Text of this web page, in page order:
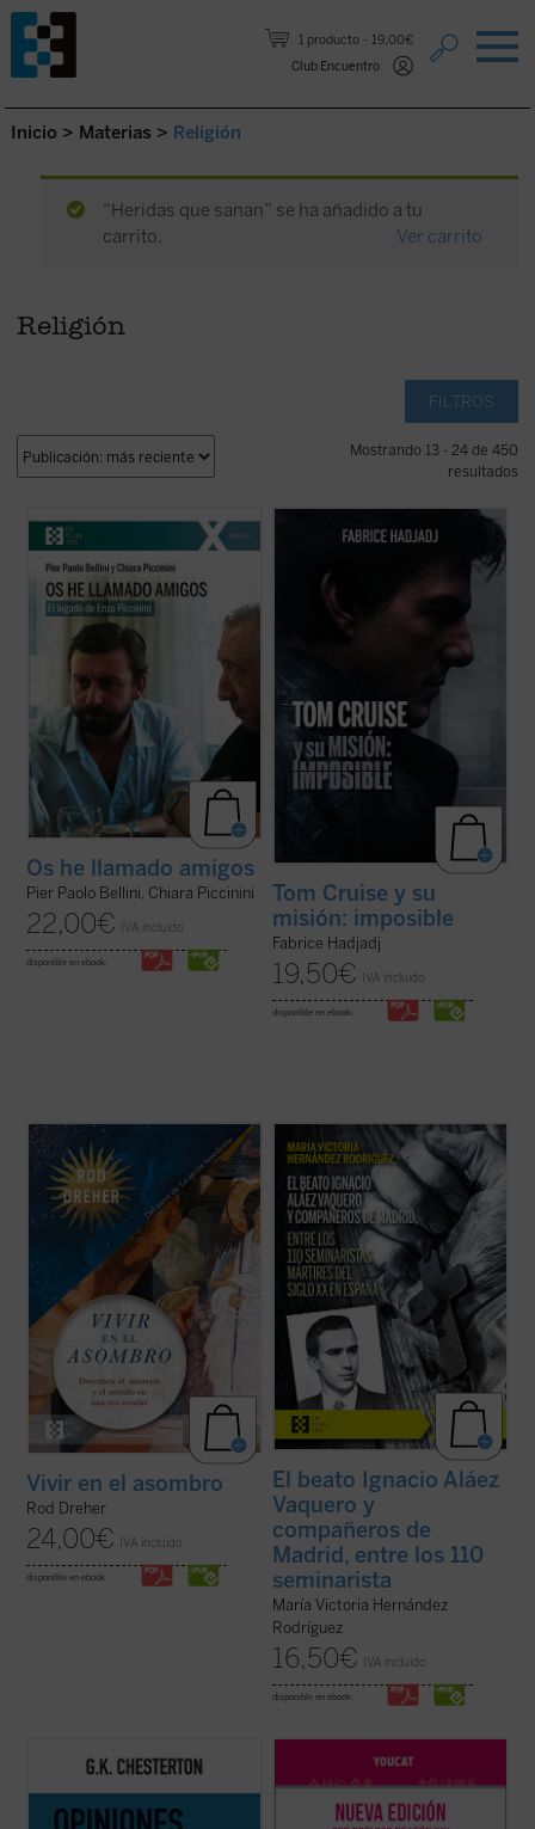
1 producto
19,00€
Club Encuentro
Saltar al contenido.
Inicio > Materias > Religión
“Heridas que sanan” se ha añadido a tu
carrito.
Ver carrito
Religión
FILTROS
Mostrando 13 - 24 de 450
resultados
¿Quién era Enzo Piccinini, el cirujano que
murió trágicamente en un accidente de
Giussani e incansable impulsor de
numerosas iniciativas religiosas, sociales y
culturales en su región de Emilia Romaña y
(ver ficha)
Os he llamado amigos
Pier Paolo Bellini, Chiara Piccinini
22,00€ IVA incluido
disponible en ebook:
cine. Cuando un actor se convierte en
inevitablemente refleja algo de su época.
Por eso, al hablar de Tom, hablamos
filosofía, teología y ...
(ver ficha)
Tom Cruise y su
misión: imposible
Fabrice Hadjadj
19,50€ IVA incluido
disponible en ebook:
Rod Dreher narra cómo Occidente fue
perdiendo su capacidad de asombrarse,
cómo se «desencantó», y muestra, con
ejemplos concretos y profundamente
humanos, que ese encantamiento no ha
desaparecido: simplemente hemos
olvidado el sentido de la ...
(ver ficha)
Vivir en el asombro
Rod Dreher
24,00€ IVA incluido
disponible en ebook:
La beatificación de estos 11 mártires, en
2026, coincide con el noventa aniversario
de la explosión sangrienta, en 1936, de la
persecución del siglo XX en España. La
postuladora de su Causa de beatificación
presenta aquí una breve pero ...
(ver ficha)
El beato Ignacio Aláez
Vaquero y
compañeros de
Madrid, entre los 110
seminarista
María Victoria Hernández
Rodríguez
16,50€ IVA incluido
disponible en ebook:
Esta publicación contiene artículos
dedicados a temas habituales como la
implicación en casos de corrupción del
Basado en casi mil preguntas de jóvenes
sacerdotes, matrimonios y teólogos, este
libro acompaña a la pareja antes, durante y
después de la preparación matrimonial,